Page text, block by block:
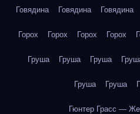
Говядина Говядина Говядина
Горох Горох Горох Горох
Груша Груша Груша
Груша Груша
Гюнтер Грасс —